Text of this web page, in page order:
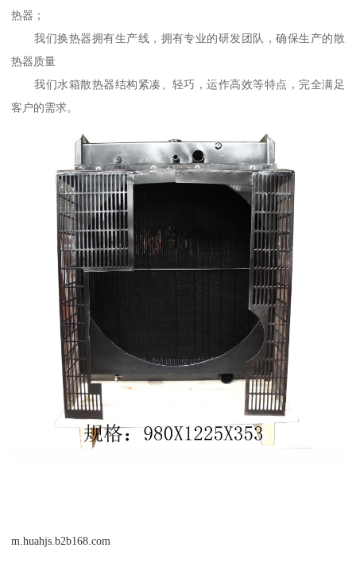
热器；
我们换热器拥有生产线，拥有专业的研发团队，确保生产的散
热器质量
我们水箱散热器结构紧凑、轻巧，运作高效等特点，完全满足
客户的需求。
m.huahjs.b2b168.com